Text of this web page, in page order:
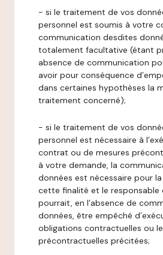
- si le traitement de vos
personnel est soumis à votre
communication desdites
totalement facultative (étant
absence de communication
avoir pour conséquence
dans certaines hypothèses la
traitement concerné);
- si le traitement de vos
personnel est nécessaire à
contrat ou de mesures
à votre demande, la
données est nécessaire pour
cette finalité et le
pourrait, en l’absence de
données, être empêché
obligations contractuelles ou
précontractuelles précitées;